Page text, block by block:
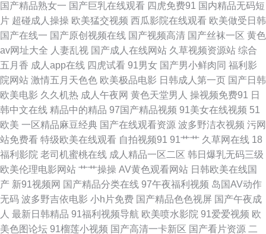
一青青青青草 超碰97人人模 大香蕉伊人草 欧美性爱网址 伊人黄久久 成人五
月天网站 伊人肏屄网 婷婷日本色 97涩涩资源总站 日韩三级视频网 黄色仓库
91 韩日怡红院 肏屄在线免费观看 伊人大香啪啪 av变态另类 亚洲成人小说网
址 91系列在线视频 性爱AV午夜 欧美成网 欧美黄色大片 激情性爱人妻 婷婷
精品国产一区 黄色亚洲网站 97人妻资源 黄色成人18 午夜激情一区 足交在线
视频 草美女bb 人人艹逼 青青青青大香蕉 久久国产精品久久 黄色91app 美女
色色 91福利区 97超碰网 日韩肏屄视频 日韩国产传媒 91黄篇 91入在线观看
人妖性网站 老司机大香蕉 18视频黄app 2026男人网站 91官方网页免费 91
国产精品熟女一 国产巨乳在线观看 四虎免费91 国内精品无码短
片 超碰成人操操 欧美猛交视频 西瓜影院在线观看 欧美做受日韩
国产在线一 国产原创视频在线 国产视频高清 国产丝袜一区 黄色
av网址大全 人妻乱视 国产成人在线网站 久草视频资源站 综合
五月香 成人app在线 四虎试看 91男女 国产男小鲜肉同 福利影
院网站 激情五月天色色 欧美极品电影 日韩成人第一页 国产日韩
欧美电影 久久机热 成人午夜网 黄色天堂男人 操视频免费91 日
韩中文在线 精品中的精品 97国产精品视频 91美女在线视频 51
欧美 一区精品麻豆经典 国产在线观看资源 波多野洁衣视频 污网
站免费看 特级欧美在线观看 自拍视频91 91艹艹 久草网在线 18
福利影院 老司机蜜桃在线 成人精品一区二区 韩日爆乳无码三级
欧美伦理电影网站 艹艹操操 AV黄色观看网站 日韩欧美在线国
产 新91视频网 国产精品分类在线 97午夜福利视频 岛国AV动作
无码 波多野吉依电影 小h片免费 国产精品色色视屏 国产午夜成
人 最新日韩精品 91福利视频导航 欧美喷水影院 91爱爱视频 欧
美色图论坛 91榴莲小视频 国产高清一卡新区 国产看片资源 二